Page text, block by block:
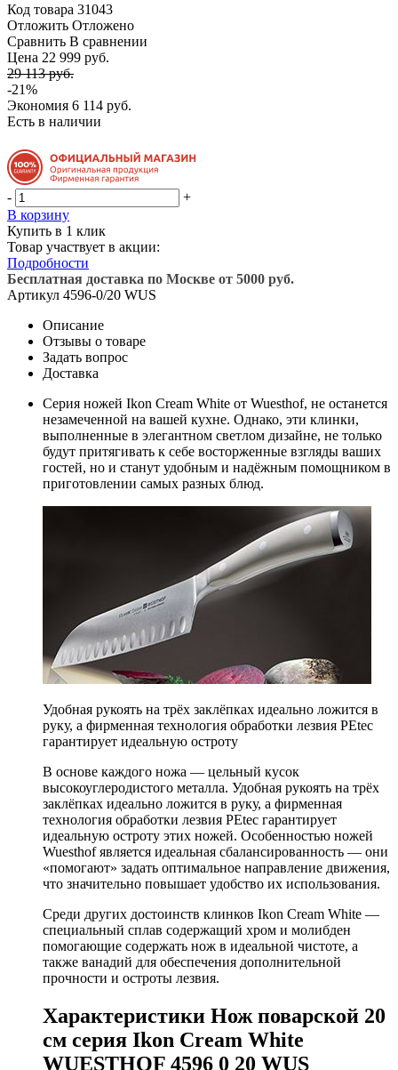
Код товара 31043
Отложить Отложено
Сравнить В сравнении
Цена 22 999 руб.
29 113 руб.
-21%
Экономия 6 114 руб.
Есть в наличии
-
+
В корзину
Купить в 1 клик
Товар участвует в акции:
Подробности
Бесплатная доставка по Москве от 5000 руб.
Артикул 4596-0/20 WUS
Описание
Отзывы о товаре
Задать вопрос
Доставка
Серия ножей Ikon Cream White от Wuesthof, не останется
незамеченной на вашей кухне. Однако, эти клинки,
выполненные в элегантном светлом дизайне, не только
будут притягивать к себе восторженные взгляды ваших
гостей, но и станут удобным и надёжным помощником в
приготовлении самых разных блюд.
Удобная рукоять на трёх заклёпках идеально ложится в
руку, а фирменная технология обработки лезвия PEtec
гарантирует идеальную остроту
В основе каждого ножа — цельный кусок
высокоуглеродистого металла. Удобная рукоять на трёх
заклёпках идеально ложится в руку, а фирменная
технология обработки лезвия PEtec гарантирует
идеальную остроту этих ножей. Особенностью ножей
Wuesthof является идеальная сбалансированность — они
«помогают» задать оптимальное направление движения,
что значительно повышает удобство их использования.
Среди других достоинств клинков Ikon Cream White —
специальный сплав содержащий хром и молибден
помогающие содержать нож в идеальной чистоте, а
также ванадий для обеспечения дополнительной
прочности и остроты лезвия.
Характеристики Нож поварской 20
см серия Ikon Cream White
WUESTHOF 4596 0 20 WUS